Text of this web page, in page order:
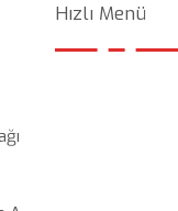
Hızlı Menü